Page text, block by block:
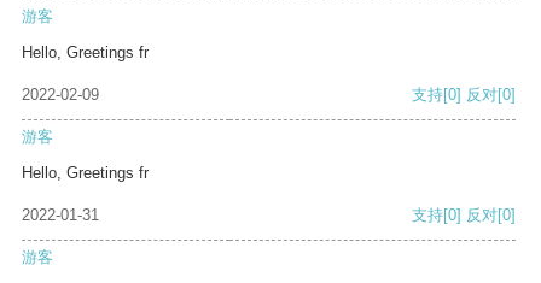
游客
Hello, Greetings fr
2022-02-09 支持[0] 反对[0]
游客
Hello, Greetings fr
2022-01-31 支持[0] 反对[0]
游客